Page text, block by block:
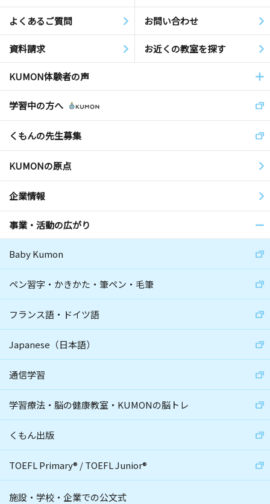
よくあるご質問 お問い合わせ
資料請求 お近くの教室を探す
KUMON体験者の声
学習中の方へ
くもんの先生募集
KUMONの原点
企業情報
事業・活動の広がり
Baby Kumon
ペン習字・かきかた・筆ペン・毛筆
フランス語・ドイツ語
Japanese（日本語）
通信学習
学習療法・脳の健康教室・KUMONの脳トレ
くもん出版
TOEFL Primary® /TOEFL Junior®
施設・学校・企業での公文式